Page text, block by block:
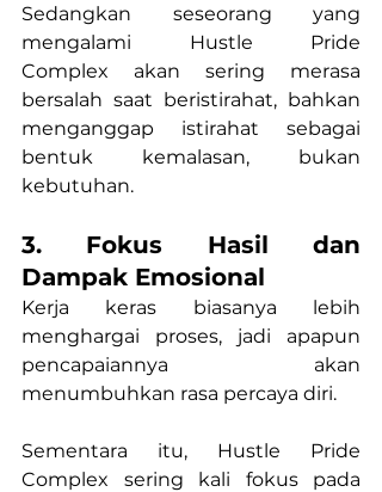
Sedangkan seseorang yang
mengalami Hustle Pride
Complex akan sering merasa
bersalah saat beristirahat, bahkan
menganggap istirahat sebagai
bentuk kemalasan, bukan
kebutuhan.
3. Fokus Hasil dan
Dampak Emosional
Kerja keras biasanya lebih
menghargai proses, jadi apapun
pencapaiannya akan
menumbuhkan rasa percaya diri.
Sementara itu, Hustle Pride
Complex sering kali fokus pada